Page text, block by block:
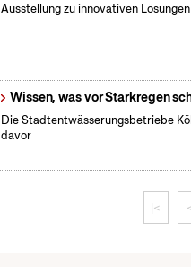
Ausstellung zu innovativen
Wissen, was vor Starkregen
Die Stadtentwässerungsbetriebe
davor
|<